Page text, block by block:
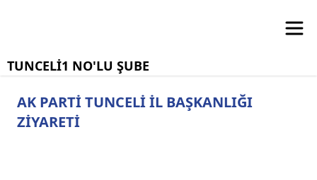
TUNCELİ1 NO'LU ŞUBE
AK PARTİ TUNCELİ İL BAŞKANLIĞI
ZİYARETİ